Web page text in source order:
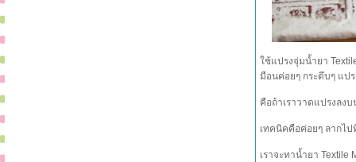
ใช้แปรงจุ่มน้ำยา
มือนค่อยๆ กระดึบๆ แป
คือถ้าเราวาดแปรงลง
เทคนิคคือค่อยๆ ลากไป
เราจะทาน้ำยา Textile